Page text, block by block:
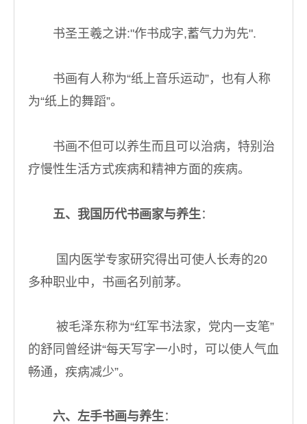
书圣王羲之讲:"作书成字,蓄气力为先".
书画有人称为“纸上音乐运动”，也有人称
为“纸上的舞蹈”。
书画不但可以养生而且可以治病，特别治
疗慢性生活方式疾病和精神方面的疾病。
五、我国历代书画家与养生：
国内医学专家研究得出可使人长寿的20
多种职业中，书画名列前茅。
被毛泽东称为“红军书法家，党内一支笔”
的舒同曾经讲“每天写字一小时，可以使人气血
畅通，疾病减少”。
六、左手书画与养生：